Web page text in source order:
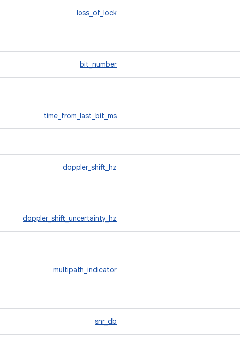
loss_of_lock
bit_number
time_from_last_bit_ms
doppler_shift_hz
doppler_shift_uncertainty_hz
multipath_indicator
snr_db